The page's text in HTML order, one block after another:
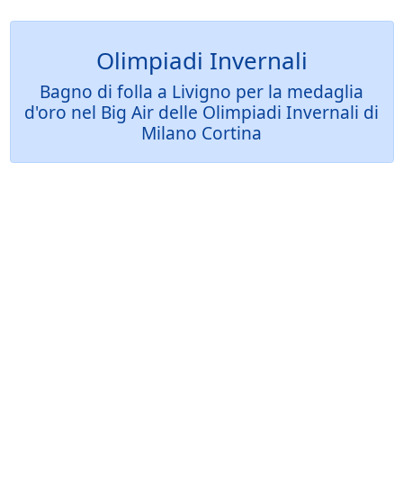
Olimpiadi Invernali
Bagno di folla a Livigno per la medaglia
d'oro nel Big Air delle Olimpiadi Invernali di
Milano Cortina